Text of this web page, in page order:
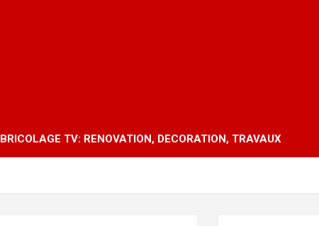
BRICOLAGE TV: RENOVATION, DECORATION, TRAVAUX